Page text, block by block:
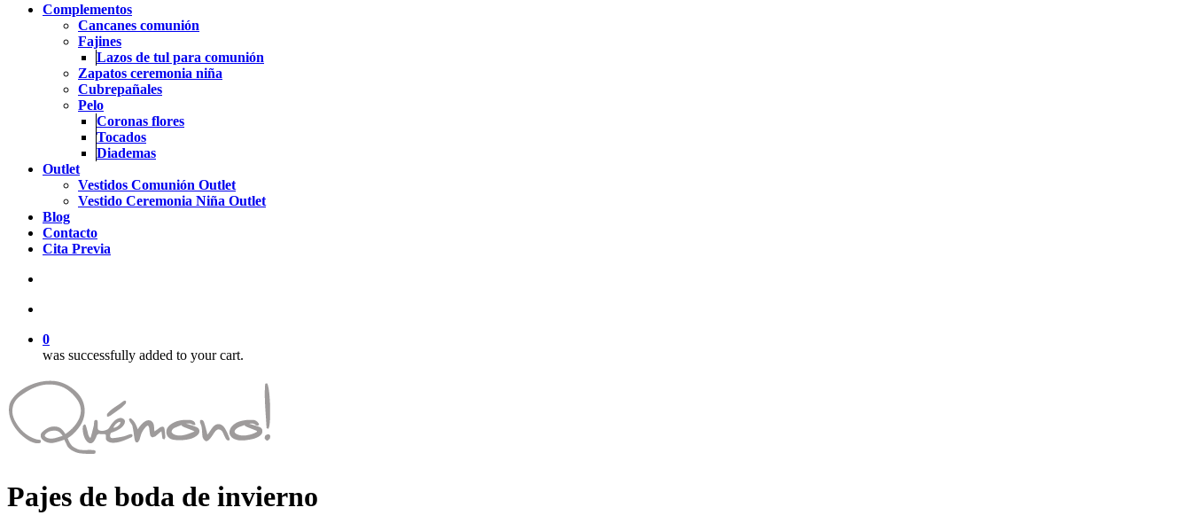
Complementos
Cancanes comunión
Fajines
Lazos de tul para comunión
Zapatos ceremonia niña
Cubrepañales
Pelo
Coronas flores
Tocados
Diademas
Outlet
Vestidos Comunión Outlet
Vestido Ceremonia Niña Outlet
Blog
Contacto
Cita Previa
0
was successfully added to your cart.
Pajes de boda de invierno